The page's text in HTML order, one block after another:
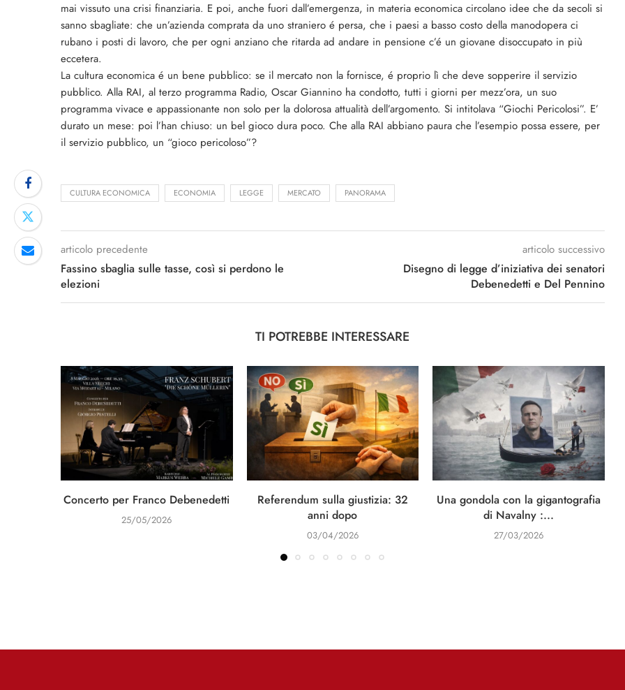
mai vissuto una crisi finanziaria. E poi, anche fuori dall’emergenza, in materia economica circolano idee che da secoli si
sanno sbagliate: che un’azienda comprata da uno straniero é persa, che i paesi a basso costo della manodopera ci
rubano i posti di lavoro, che per ogni anziano che ritarda ad andare in pensione c’é un giovane disoccupato in più
eccetera.
La cultura economica é un bene pubblico: se il mercato non la fornisce, é proprio lì che deve sopperire il servizio
pubblico. Alla RAI, al terzo programma Radio, Oscar Giannino ha condotto, tutti i giorni per mezz’ora, un suo
programma vivace e appassionante non solo per la dolorosa attualità dell’argomento. Si intitolava “Giochi Pericolosi”. E’
durato un mese: poi l’han chiuso: un bel gioco dura poco. Che alla RAI abbiano paura che l’esempio possa essere, per
il servizio pubblico, un “gioco pericoloso”?
CULTURA ECONOMICA ECONOMIA LEGGE MERCATO PANORAMA
articolo precedente
Fassino sbaglia sulle tasse, così si perdono le
elezioni
articolo successivo
Disegno di legge d’iniziativa dei senatori
Debenedetti e Del Pennino
TI POTREBBE INTERESSARE
Concerto per Franco Debenedetti
25/05/2026
Referendum sulla giustizia: 32
anni dopo
03/04/2026
Una gondola con la gigantografia
di Navalny :...
27/03/2026